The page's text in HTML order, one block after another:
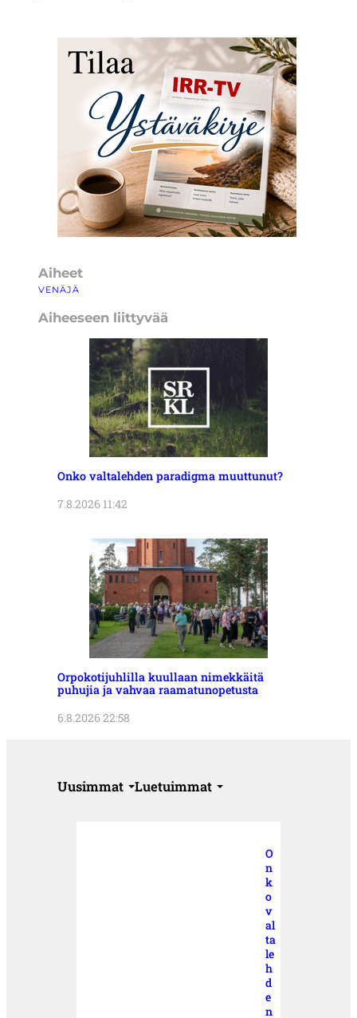
Aiheet
VENÄJÄ
Aiheeseen liittyvää
Onko valtalehden paradigma muuttunut?
7.8.2026 11:42
Orpokotijuhlilla kuullaan nimekkäitä
puhujia ja vahvaa raamatunopetusta
6.8.2026 22:58
Uusimmat Luetuimmat
O
n
k
o
v
al
ta
le
h
d
e
n